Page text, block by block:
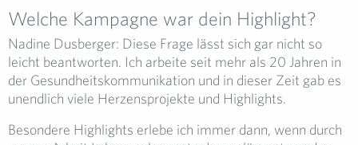
Welche Kampagne war dein Highlight?
Nadine Dusberger: Diese Frage lässt sich gar nicht so
leicht beantworten. Ich arbeite seit mehr als 20 Jahren in
der Gesundheitskommunikation und in dieser Zeit gab es
unendlich viele Herzensprojekte und Highlights.
Besondere Highlights erlebe ich immer dann, wenn durch